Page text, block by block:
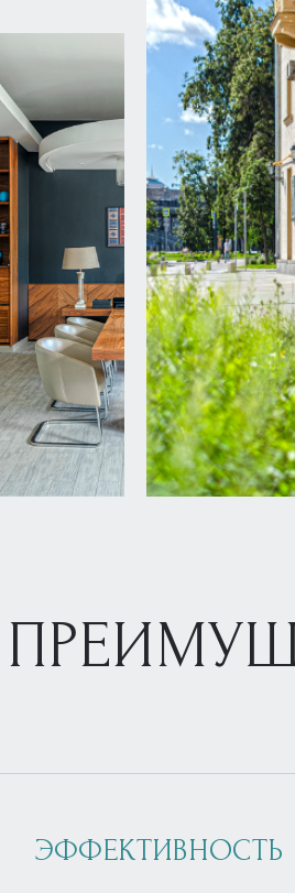
ЭФФЕКТИВНОСТЬ